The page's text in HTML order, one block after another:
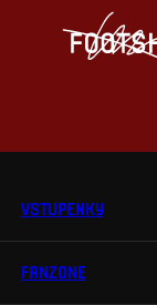
VSTUPENKY
Vstupenky
FANZONE